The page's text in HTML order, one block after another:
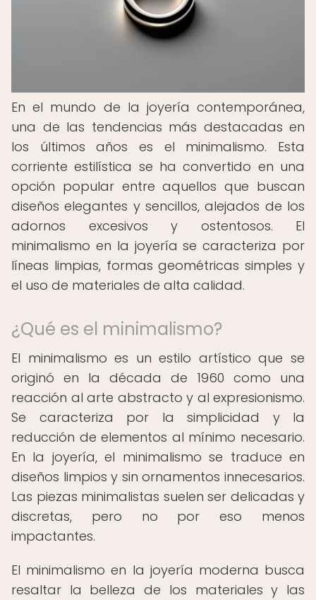
En el mundo de la joyería contemporánea,
una de las tendencias más destacadas en
los últimos años es el minimalismo. Esta
corriente estilística se ha convertido en una
opción popular entre aquellos que buscan
diseños elegantes y sencillos, alejados de los
adornos excesivos y ostentosos. El
minimalismo en la joyería se caracteriza por
líneas limpias, formas geométricas simples y
el uso de materiales de alta calidad.
¿Qué es el minimalismo?
El minimalismo es un estilo artístico que se
originó en la década de 1960 como una
reacción al arte abstracto y al expresionismo.
Se caracteriza por la simplicidad y la
reducción de elementos al mínimo necesario.
En la joyería, el minimalismo se traduce en
diseños limpios y sin ornamentos innecesarios.
Las piezas minimalistas suelen ser delicadas y
discretas, pero no por eso menos
impactantes.
El minimalismo en la joyería moderna busca
resaltar la belleza de los materiales y las